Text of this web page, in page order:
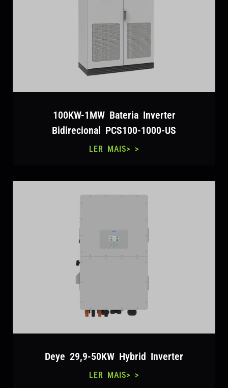
100KW-1MW Bateria Inverter
Bidirecional PCS100-1000-US
LER MAIS> >
Deye 29,9-50KW Hybrid Inverter
LER MAIS> >